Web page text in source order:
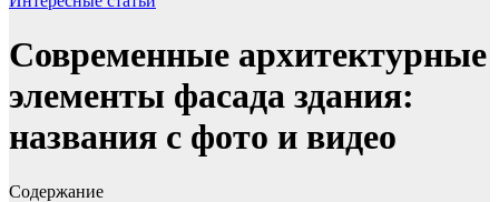
Современные архитектурные
элементы фасада здания:
названия с фото и видео
Содержание